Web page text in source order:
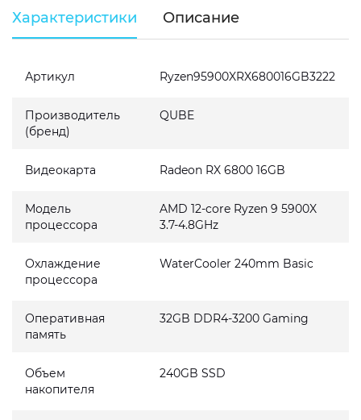
Характеристики Описание
Артикул Ryzen95900XRX680016GB3222
Производитель
(бренд)
QUBE
Видеокарта Radeon RX 6800 16GB
Модель
процессора
AMD 12-core Ryzen 9 5900X
3.7-4.8GHz
Охлаждение
процессора
WaterCooler 240mm Basic
Оперативная
память
32GB DDR4-3200 Gaming
Объем
накопителя
240GB SSD